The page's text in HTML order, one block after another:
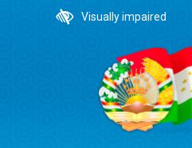
Visually impaired